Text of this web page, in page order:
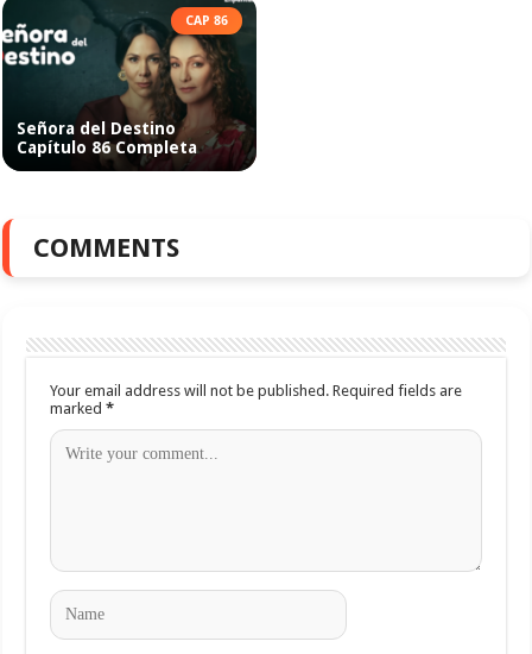
CAP 86
Señora del Destino
Capítulo 86 Completa
COMMENTS
Your email address will not be published. Required fields are
marked*